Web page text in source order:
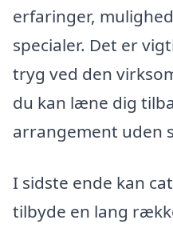
erfaringer,
specialer. Det er
tryg ved den
du kan læne dig
arrangement uden
I sidste ende kan
tilbyde en lang